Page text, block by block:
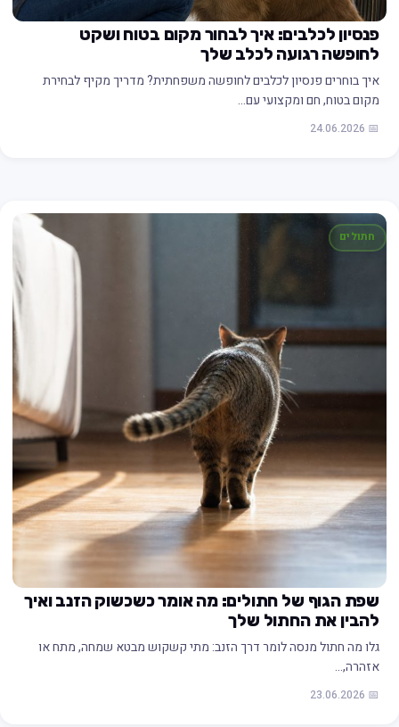
פנסיון לכלבים: איך לבחור מקום בטוח ושקט
לחופשה רגועה לכלב שלך
איך בוחרים פנסיון לכלבים לחופשה משפחתית? מדריך מקיף לבחירת
מקום בטוח, חם ומקצועי עם…
📅 24.06.2026
חתולים
שפת הגוף של חתולים: מה אומר כשכשוק הזנב ואיך
להבין את החתול שלך
גלו מה חתול מנסה לומר דרך הזנב: מתי קשקוש מבטא שמחה, מתח או
אזהרה,…
📅 23.06.2026